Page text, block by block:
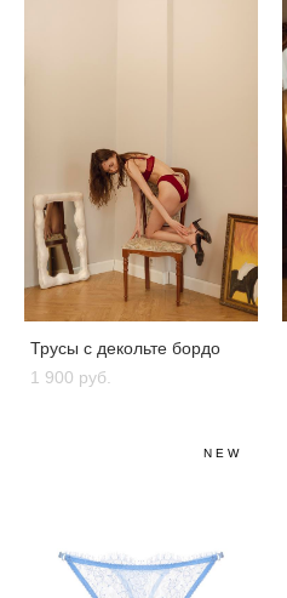
Трусы с декольте бордо
1 900 pуб.
NEW